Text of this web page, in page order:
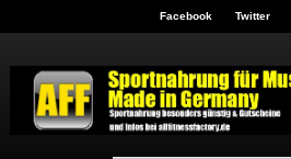
Facebook Twitter